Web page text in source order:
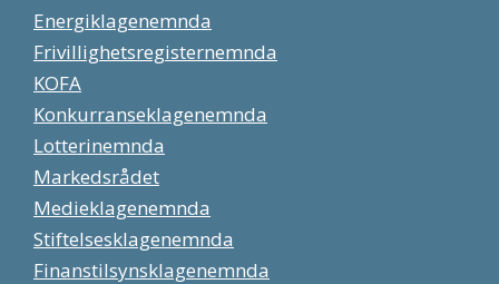
Energiklagenemnda
Frivillighetsregisternemnda
KOFA
Konkurranseklagenemnda
Lotterinemnda
Markedsrådet
Medieklagenemnda
Stiftelsesklagenemnda
Finanstilsynsklagenemnda